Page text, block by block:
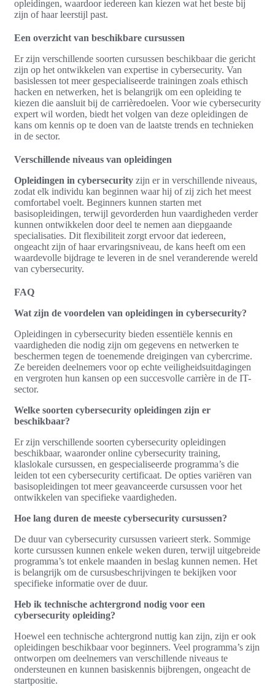
opleidingen, waardoor iedereen kan kiezen wat het beste bij
zijn of haar leerstijl past.
Een overzicht van beschikbare cursussen
Er zijn verschillende soorten cursussen beschikbaar die gericht
zijn op het ontwikkelen van expertise in cybersecurity. Van
basislessen tot meer gespecialiseerde trainingen zoals ethisch
hacken en netwerken, het is belangrijk om een opleiding te
kiezen die aansluit bij de carrièredoelen. Voor wie cybersecurity
expert wil worden, biedt het volgen van deze opleidingen de
kans om kennis op te doen van de laatste trends en technieken
in de sector.
Verschillende niveaus van opleidingen
Opleidingen in cybersecurity zijn er in verschillende niveaus,
zodat elk individu kan beginnen waar hij of zij zich het meest
comfortabel voelt. Beginners kunnen starten met
basisopleidingen, terwijl gevorderden hun vaardigheden verder
kunnen ontwikkelen door deel te nemen aan diepgaande
specialisaties. Dit flexibiliteit zorgt ervoor dat iedereen,
ongeacht zijn of haar ervaringsniveau, de kans heeft om een
waardevolle bijdrage te leveren in de snel veranderende wereld
van cybersecurity.
FAQ
Wat zijn de voordelen van opleidingen in cybersecurity?
Opleidingen in cybersecurity bieden essentiële kennis en
vaardigheden die nodig zijn om gegevens en netwerken te
beschermen tegen de toenemende dreigingen van cybercrime.
Ze bereiden deelnemers voor op echte veiligheidsuitdagingen
en vergroten hun kansen op een succesvolle carrière in de IT-
sector.
Welke soorten cybersecurity opleidingen zijn er
beschikbaar?
Er zijn verschillende soorten cybersecurity opleidingen
beschikbaar, waaronder online cybersecurity training,
klaslokale cursussen, en gespecialiseerde programma’s die
leiden tot een cybersecurity certificaat. De opties variëren van
basisopleidingen tot meer geavanceerde cursussen voor het
ontwikkelen van specifieke vaardigheden.
Hoe lang duren de meeste cybersecurity cursussen?
De duur van cybersecurity cursussen varieert sterk. Sommige
korte cursussen kunnen enkele weken duren, terwijl uitgebreide
programma’s tot enkele maanden in beslag kunnen nemen. Het
is belangrijk om de cursusbeschrijvingen te bekijken voor
specifieke informatie over de duur.
Heb ik technische achtergrond nodig voor een
cybersecurity opleiding?
Hoewel een technische achtergrond nuttig kan zijn, zijn er ook
opleidingen beschikbaar voor beginners. Veel programma’s zijn
ontworpen om deelnemers van verschillende niveaus te
ondersteunen en kunnen basiskennis bijbrengen, ongeacht de
startpositie.